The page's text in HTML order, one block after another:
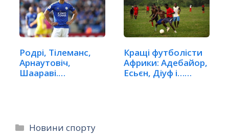
Родрі, Тілеманс,
Арнаутовіч,
Шаараві.
Кращі футболісти
Африки: Адебайор,
Есьєн, Діуф і…
Категорії
Новини спорту